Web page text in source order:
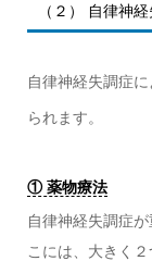
（２） 自律神
自律神経失調症
られます。
① 薬物療法
自律神経失調症
こには、大きく２